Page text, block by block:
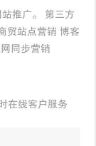
推广。 第三方
贸站点营销 博客
同步营销
在线客户服务